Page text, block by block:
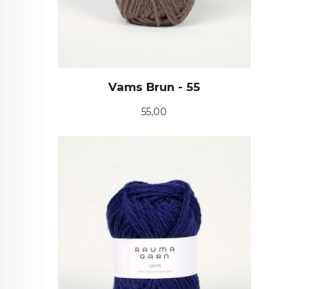
Vams Brun - 55
Pris
55,00